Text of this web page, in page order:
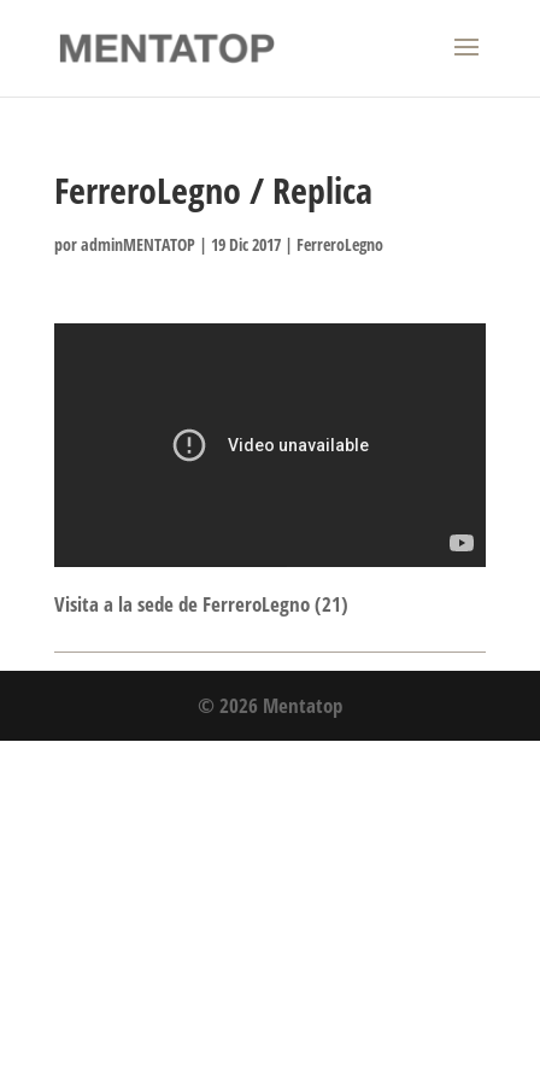
FerreroLegno / Replica
poradminMENTATOP| 19 Dic 2017| FerreroLegno
Visita a la sede de FerreroLegno (21)
© 2026 Mentatop